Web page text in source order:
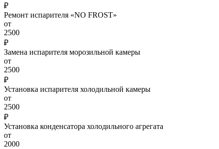
₽
Ремонт испарителя «NO FROST»
от
2500
₽
Замена испарителя морозильной камеры
от
2500
₽
Установка испарителя холодильной камеры
от
2500
₽
Установка конденсатора холодильного агрегата
от
2000